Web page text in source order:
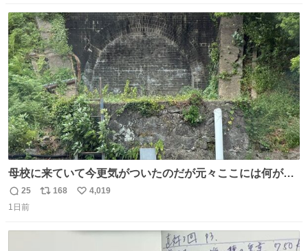
ト
数
数
母校に来ていて今更気がついたのだが元々ここには何があ
ったのだろう…？_:(´ཀ`」 ∠):
返
信
25
リ
168
い
4,019
1日前